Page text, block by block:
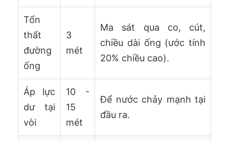
Tổn
thất
đường
ống
3
mét
Ma sát qua co, cút,
chiều dài ống (ước tính
20% chiều cao).
Áp lực
dư tại
vòi
10 -
15
mét
Để nước chảy mạnh tại
đầu ra.